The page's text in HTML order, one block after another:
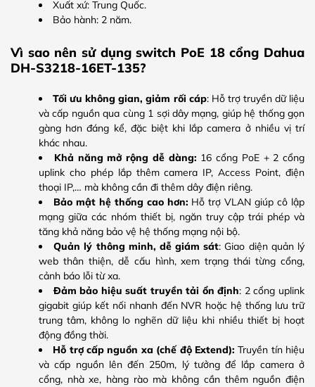
Xuất xứ: Trung Quốc.
Bảo hành: 2 năm.
Vì sao nên sử dụng switch PoE 18 cổng Dahua
DH-S3218-16ET-135?
Tối ưu không gian, giảm rối cáp: Hỗ trợ truyền dữ liệu
và cấp nguồn qua cùng 1 sợi dây mạng, giúp hệ thống gọn
gàng hơn đáng kể, đặc biệt khi lắp camera ở nhiều vị trí
khác nhau.
Khả năng mở rộng dễ dàng: 16 cổng PoE + 2 cổng
uplink cho phép lắp thêm camera IP, Access Point, điện
thoại IP,… mà không cần đi thêm dây điện riêng.
Bảo mật hệ thống cao hơn: Hỗ trợ VLAN giúp cô lập
mạng giữa các nhóm thiết bị, ngăn truy cập trái phép và
tăng khả năng bảo vệ hệ thống mạng nội bộ.
Quản lý thông minh, dễ giám sát: Giao diện quản lý
web thân thiện, dễ cấu hình, xem trạng thái từng cổng,
cảnh báo lỗi từ xa.
Đảm bảo hiệu suất truyền tải ổn định: 2 cổng uplink
gigabit giúp kết nối nhanh đến NVR hoặc hệ thống lưu trữ
trung tâm, không lo nghẽn dữ liệu khi nhiều thiết bị hoạt
động đồng thời.
Hỗ trợ cấp nguồn xa (chế độ Extend): Truyền tín hiệu
và cấp nguồn lên đến 250m, lý tưởng để lắp camera ở
cổng, nhà xe, hàng rào mà không cần thêm nguồn điện